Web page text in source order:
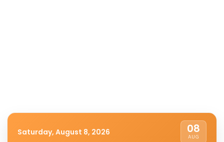
Saturday, August 8, 2026 08
AUG